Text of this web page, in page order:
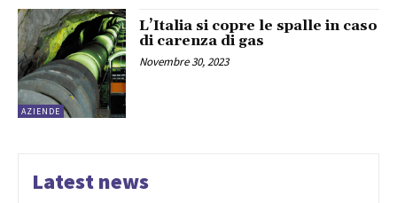
AZIENDE
L’Italia si copre le spalle in caso
di carenza di gas
Novembre 30, 2023
Latest news